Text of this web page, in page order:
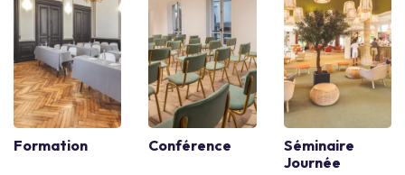
Formation Conférence
Séminaire
Journée